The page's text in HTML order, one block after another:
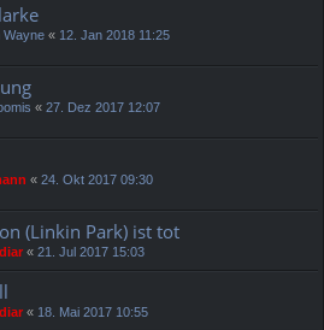
Wayne « 12. Jan 2018 11:25
« 27. Dez 2017 12:07
« 24. Okt 2017 09:30
(Linkin Park) ist tot
« 21. Jul 2017 15:03
« 18. Mai 2017 10:55